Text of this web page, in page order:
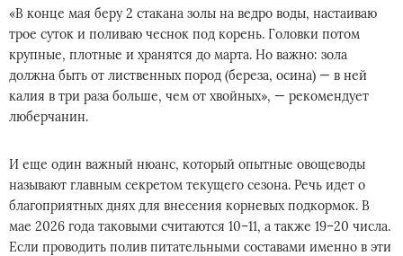
«В конце мая беру 2 стакана золы на ведро воды, настаиваю
трое суток и поливаю чеснок под корень. Головки потом
крупные, плотные и хранятся до марта. Но важно: зола
должна быть от лиственных пород (береза, осина) — в ней
калия в три раза больше, чем от хвойных», — рекомендует
люберчанин.
И еще один важный нюанс, который опытные овощеводы
называют главным секретом текущего сезона. Речь идет о
благоприятных днях для внесения корневых подкормок. В
мае 2026 года таковыми считаются 10–11, а также 19–20 числа.
Если проводить полив питательными составами именно в эти